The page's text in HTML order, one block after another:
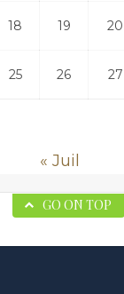
18 19 20
25 26 27
« Juil
GO ON TOP